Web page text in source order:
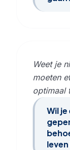
Weet je
moeten
optimaal
Wil